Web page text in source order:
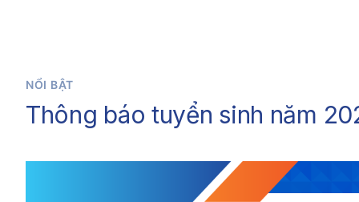
NỔI BẬT
Thông báo tuyển sinh năm